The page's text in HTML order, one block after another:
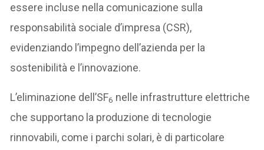
essere incluse nella comunicazione sulla
responsabilità sociale d’impresa (CSR),
evidenziando l’impegno dell’azienda per la
sostenibilità e l’innovazione.
L’eliminazione dell’SF6 nelle infrastrutture elettriche
che supportano la produzione di tecnologie
rinnovabili, come i parchi solari, è di particolare